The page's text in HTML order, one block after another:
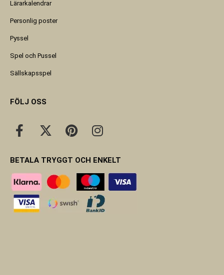
Lärarkalendrar
Personlig poster
Pyssel
Spel och Pussel
Sällskapsspel
FÖLJ OSS
BETALA TRYGGT OCH ENKELT